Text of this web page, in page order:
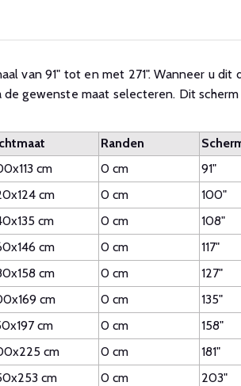
van 91" tot en met 271". Wanneer u dit
gewenste maat selecteren. Dit
Randen
cm 0 cm
91"
cm 0 cm
100"
cm 0 cm
108"
cm 0 cm
117"
cm 0 cm
127"
cm 0 cm
135"
cm 0 cm
158"
cm 0 cm
181"
cm 0 cm
203"